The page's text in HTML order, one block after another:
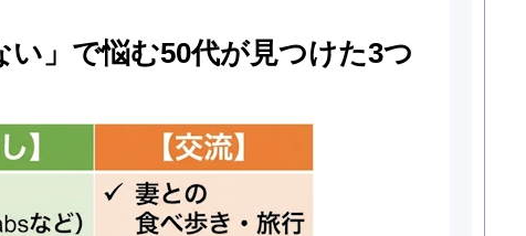
」で悩む50代が見つけた3つ